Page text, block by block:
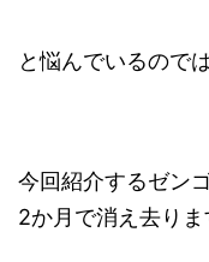
と悩んでいるので
今回紹介するゼン
2か月で消え去りま